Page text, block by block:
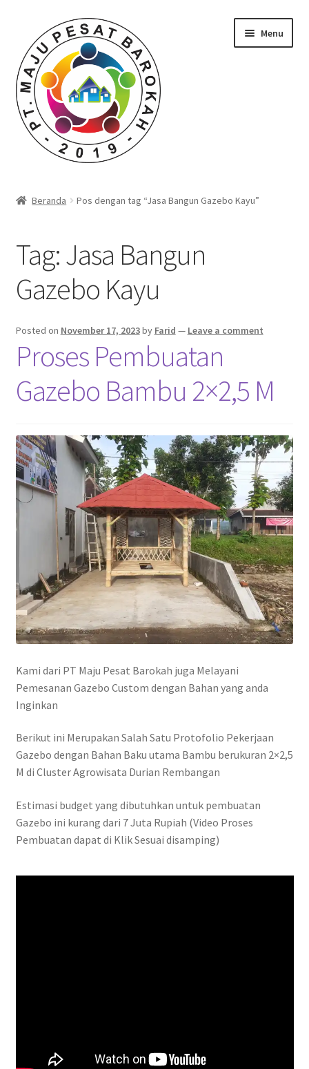
navigation
content
Menu
Farid Tech Tips
Katalog Harga Barang
Pekerjaan Olahan Besi (Pengelasan)
Pembuatan Gazebo
Penginapan | Kost | Guest House Wisma Barokah
Produk Layanan Kami
Reparasi Rumah
Beranda Pos dengan tag “Jasa Bangun Gazebo Kayu”
Tag:Jasa Bangun
Gazebo Kayu
Posted on November 17, 2023by Farid — Leave a comment
Proses Pembuatan
Gazebo Bambu 2×2,5 M
Kami dari PT Maju Pesat Barokah juga Melayani
Pemesanan Gazebo Custom dengan Bahan yang anda
Inginkan
Berikut ini Merupakan Salah Satu Protofolio Pekerjaan
Gazebo dengan Bahan Baku utama Bambu berukuran 2×2,5
M di Cluster Agrowisata Durian Rembangan
Estimasi budget yang dibutuhkan untuk pembuatan
Gazebo ini kurang dari 7 Juta Rupiah (Video Proses
Pembuatan dapat di Klik Sesuai disamping)